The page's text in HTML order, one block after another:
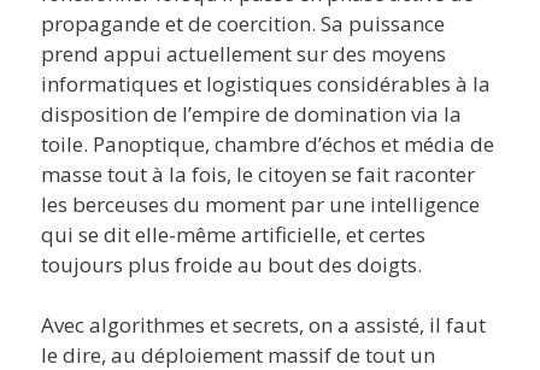
propagande et de coercition. Sa puissance
prend appui actuellement sur des moyens
informatiques et logistiques considérables à la
disposition de l’empire de domination via la
toile. Panoptique, chambre d’échos et média de
masse tout à la fois, le citoyen se fait raconter
les berceuses du moment par une intelligence
qui se dit elle-même artificielle, et certes
toujours plus froide au bout des doigts.
Avec algorithmes et secrets, on a assisté, il faut
le dire, au déploiement massif de tout un